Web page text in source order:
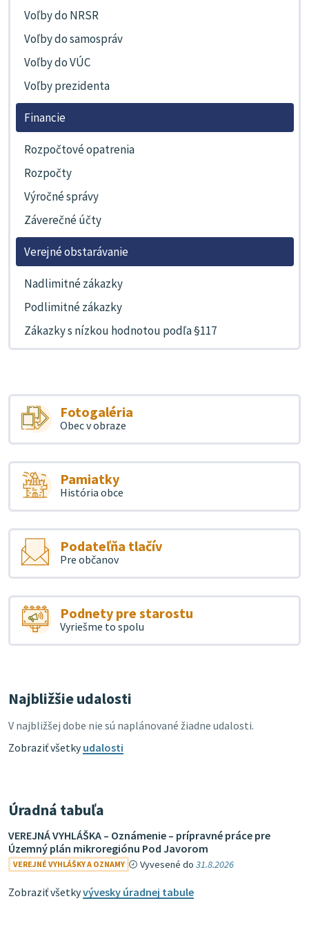
Voľby do NRSR
Voľby do samospráv
Voľby do VÚC
Voľby prezidenta
Financie
Rozpočtové opatrenia
Rozpočty
Výročné správy
Záverečné účty
Verejné obstarávanie
Nadlimitné zákazky
Podlimitné zákazky
Zákazky s nízkou hodnotou podľa §117
Fotogaléria
Obec v obraze
Pamiatky
História obce
Podateľňa tlačív
Pre občanov
Podnety pre starostu
Vyriešme to spolu
Najbližšie udalosti
V najbližšej dobe nie sú naplánované žiadne udalosti.
Zobraziť všetkyudalosti
Úradná tabuľa
VEREJNÁ VYHLÁŠKA – Oznámenie – prípravné práce pre
Územný plán mikroregiónu Pod Javorom
VEREJNÉ VYHLÁŠKY A OZNAMY Vyvesené do31.8.2026
Zobraziť všetkyvývesky úradnej tabule